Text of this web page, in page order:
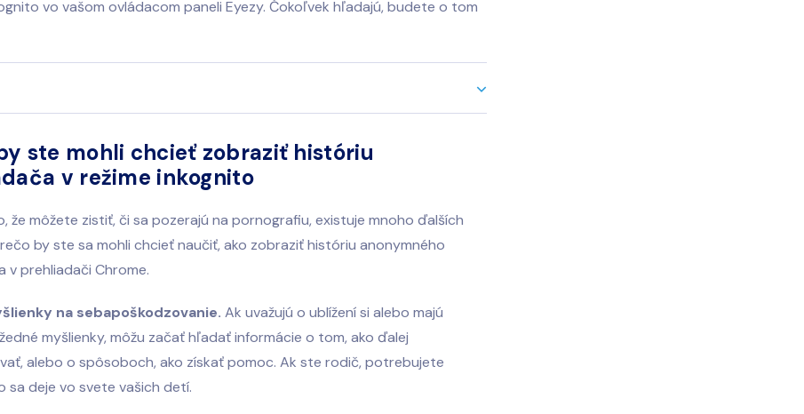
vo vašom ovládacom paneli Eyezy. Čokoľvek hľadajú, budete o tom
ste mohli chcieť zobraziť históriu
v režime inkognito
že môžete zistiť, či sa pozerajú na pornografiu, existuje mnoho ďalších
by ste sa mohli chcieť naučiť, ako zobraziť históriu anonymného
v prehliadači Chrome.
na sebapoškodzovanie. Ak uvažujú o ublížení si alebo majú
myšlienky, môžu začať hľadať informácie o tom, ako ďalej
alebo o spôsoboch, ako získať pomoc. Ak ste rodič, potrebujete
sa deje vo svete vašich detí.